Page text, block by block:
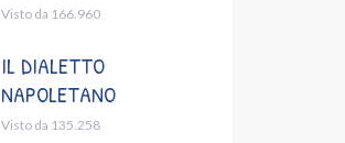
Visto da 166.960
IL DIALETTO
NAPOLETANO
Visto da 135.258